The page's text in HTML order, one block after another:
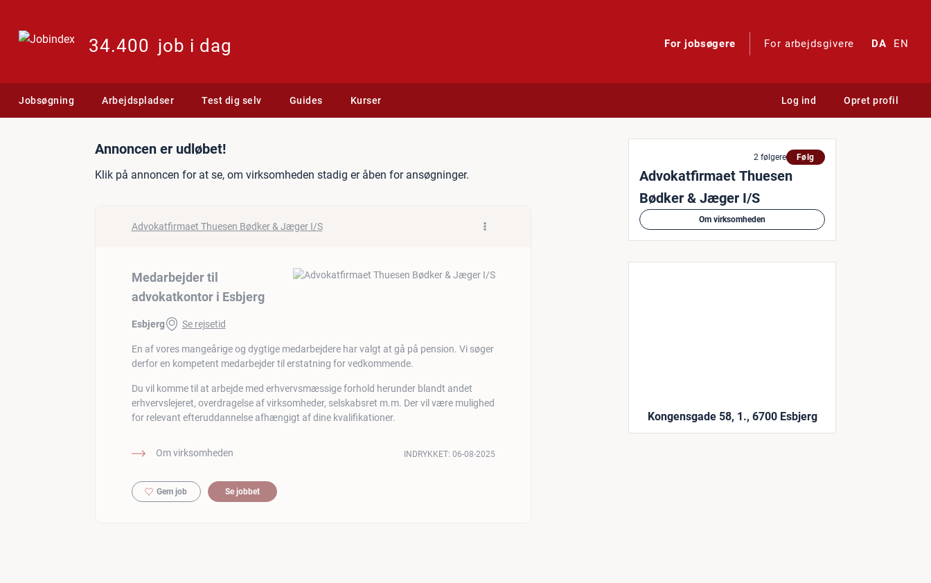
34.400 job i dag For jobsøgere For arbejdsgivere DA EN
Jobsøgning Arbejdspladser Test dig selv Guides Kurser Log ind Opret profil
Jobannonce: Medarbejder til advokatkontor i Esbjerg
Annoncen er udløbet!
Klik på annoncen for at se, om virksomheden stadig er åben for ansøgninger.
Advokatfirmaet Thuesen Bødker & Jæger I/S
Medarbejder til
advokatkontor i Esbjerg
Esbjerg Se rejsetid
En af vores mangeårige og dygtige medarbejdere har valgt at gå på pension. Vi søger
derfor en kompetent medarbejder til erstatning for vedkommende.
Du vil komme til at arbejde med erhvervsmæssige forhold herunder blandt andet
erhvervslejeret, overdragelse af virksomheder, selskabsret m.m. Der vil være mulighed
for relevant efteruddannelse afhængigt af dine kvalifikationer.
Om virksomheden INDRYKKET: 06-08-2025
Gem job Se jobbet
2 følgere Følg
Advokatfirmaet Thuesen
Bødker & Jæger I/S
Om virksomheden
Kongensgade 58, 1., 6700 Esbjerg